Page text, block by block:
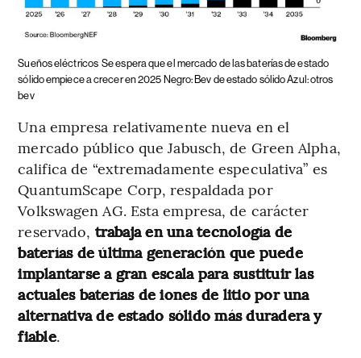
Sueños eléctricos Se espera que el mercado de las baterías de estado
sólido empiece a crecer en 2025 Negro: Bev de estado sólido Azul: otros
bev
Una empresa relativamente nueva en el
mercado público que Jabusch, de Green Alpha,
califica de “extremadamente especulativa” es
QuantumScape Corp, respaldada por
Volkswagen AG. Esta empresa, de carácter
reservado, trabaja en una tecnología de
baterías de última generación que puede
implantarse a gran escala para sustituir las
actuales baterías de iones de litio por una
alternativa de estado sólido más duradera y
fiable.